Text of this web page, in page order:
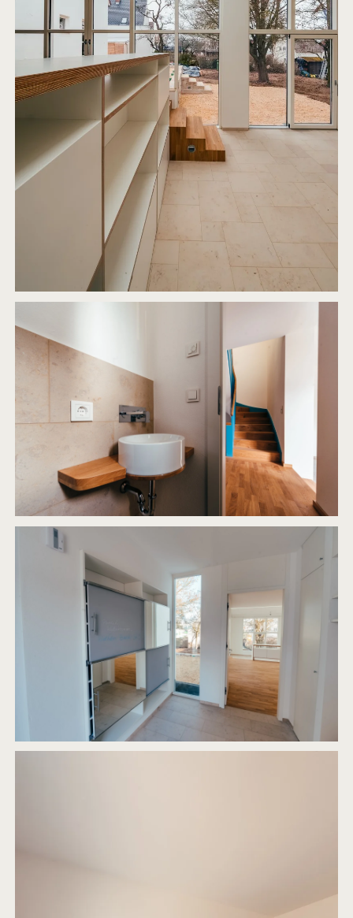
VRS20
UMBAU UND ERWEITERUNG EINES EINFAMILIENHAUSES